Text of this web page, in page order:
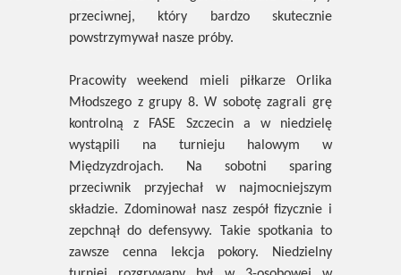
przeciwnej, który bardzo skutecznie
powstrzymywał nasze próby.
Pracowity weekend mieli piłkarze Orlika
Młodszego z grupy 8. W sobotę zagrali grę
kontrolną z FASE Szczecin a w niedzielę
wystąpili na turnieju halowym w
Międzyzdrojach. Na sobotni sparing
przeciwnik przyjechał w najmocniejszym
składzie. Zdominował nasz zespół fizycznie i
zepchnął do defensywy. Takie spotkania to
zawsze cenna lekcja pokory. Niedzielny